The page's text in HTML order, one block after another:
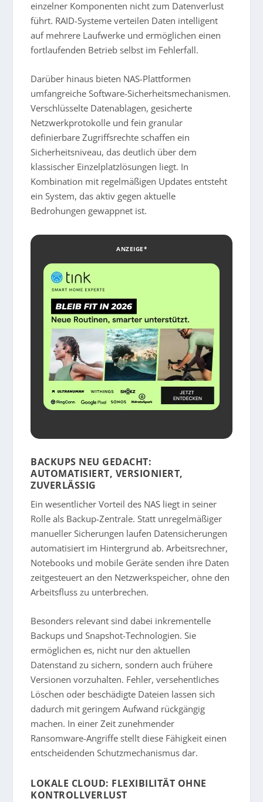
einzelner Komponenten nicht zum Datenverlust
führt. RAID-Systeme verteilen Daten intelligent
auf mehrere Laufwerke und ermöglichen einen
fortlaufenden Betrieb selbst im Fehlerfall.
Darüber hinaus bieten NAS-Plattformen
umfangreiche Software-Sicherheitsmechanismen.
Verschlüsselte Datenablagen, gesicherte
Netzwerkprotokolle und fein granular
definierbare Zugriffsrechte schaffen ein
Sicherheitsniveau, das deutlich über dem
klassischer Einzelplatzlösungen liegt. In
Kombination mit regelmäßigen Updates entsteht
ein System, das aktiv gegen aktuelle
Bedrohungen gewappnet ist.
ANZEIGE*
BACKUPS NEU GEDACHT:
AUTOMATISIERT, VERSIONIERT,
ZUVERLÄSSIG
Ein wesentlicher Vorteil des NAS liegt in seiner
Rolle als Backup-Zentrale. Statt unregelmäßiger
manueller Sicherungen laufen Datensicherungen
automatisiert im Hintergrund ab. Arbeitsrechner,
Notebooks und mobile Geräte senden ihre Daten
zeitgesteuert an den Netzwerkspeicher, ohne den
Arbeitsfluss zu unterbrechen.
Besonders relevant sind dabei inkrementelle
Backups und Snapshot-Technologien. Sie
ermöglichen es, nicht nur den aktuellen
Datenstand zu sichern, sondern auch frühere
Versionen vorzuhalten. Fehler, versehentliches
Löschen oder beschädigte Dateien lassen sich
dadurch mit geringem Aufwand rückgängig
machen. In einer Zeit zunehmender
Ransomware-Angriffe stellt diese Fähigkeit einen
entscheidenden Schutzmechanismus dar.
LOKALE CLOUD: FLEXIBILITÄT OHNE
KONTROLLVERLUST